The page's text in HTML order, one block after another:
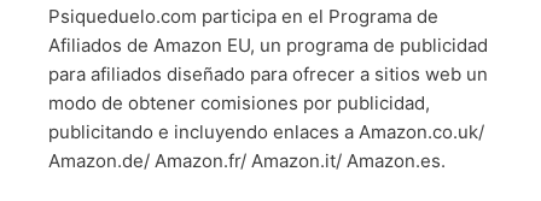
Psiqueduelo.com participa en el Programa de
Afiliados de Amazon EU, un programa de publicidad
para afiliados diseñado para ofrecer a sitios web un
modo de obtener comisiones por publicidad,
publicitando e incluyendo enlaces a Amazon.co.uk/
Amazon.de/ Amazon.fr/ Amazon.it/ Amazon.es.